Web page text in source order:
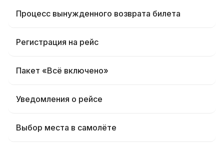
Процесс вынужденного возврата билета
Регистрация на рейс
Пакет «Всё включено»
Уведомления о рейсе
Выбор места в самолёте